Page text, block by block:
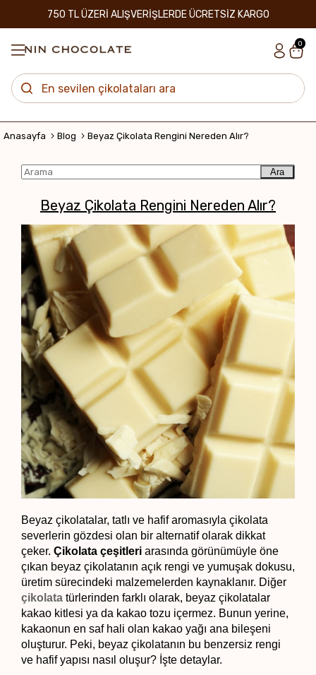
750 TL ÜZERİ ALIŞVERİŞLERDE ÜCRETSİZ KARGO
0
Anasayfa Blog Beyaz Çikolata Rengini Nereden Alır?
Ara
Beyaz Çikolata Rengini Nereden Alır?
Beyaz çikolatalar, tatlı ve hafif aromasıyla çikolata
severlerin gözdesi olan bir alternatif olarak dikkat
çeker. Çikolata çeşitleri arasında görünümüyle öne
çıkan beyaz çikolatanın açık rengi ve yumuşak dokusu,
çikolata türlerinden farklı olarak, beyaz çikolatalar
kakao kitlesi ya da kakao tozu içermez. Bunun yerine,
kakaonun en saf hali olan kakao yağı ana bileşeni
oluşturur. Peki, beyaz çikolatanın bu benzersiz rengi
ve hafif yapısı nasıl oluşur? İşte detaylar.